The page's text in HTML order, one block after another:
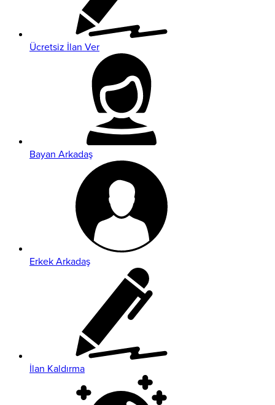
Ücretsiz İlan Ver
Bayan Arkadaş
Erkek Arkadaş
İlan Kaldırma